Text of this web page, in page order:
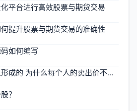
平台进行高效股票与期货交易
提升股票与期货交易的准确性
如何编写
股票价格是怎么形成的 为什么每个人的卖出价不一样
？